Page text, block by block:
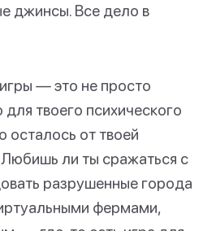
джинсы. Все дело в
— это не просто
твоего психического
осталось от твоей
ли ты сражаться с
разрушенные города
фермами,